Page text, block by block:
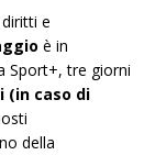
e
è in
Sport+, tre giorni
(in caso di
della